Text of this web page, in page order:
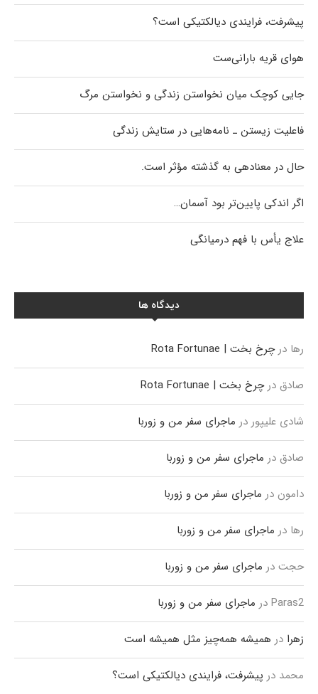
پیشرفت، فرایندی دیالکتیکی است؟
هوای قریه بارانی‌ست
جایی کوچک میان نخواستن زندگی و نخواستن مرگ
فاعلیت زیستن ـ نامه‌هایی در ستایش زندگی
حال در معنادهی به گذشته مؤثر است.
اگر اندکی پایین‌تر بود آسمان…
علاج یأس با فهم درمیانگی
دیدگاه ها
رها درچرخ بخت | Rota Fortunae
صادق درچرخ بخت | Rota Fortunae
شادی علیپور در ماجرای سفر من و زوربا
صادق در ماجرای سفر من و زوربا
دامون در ماجرای سفر من و زوربا
رها در ماجرای سفر من و زوربا
حجت در ماجرای سفر من و زوربا
Paras2 در ماجرای سفر من و زوربا
زهرا در همیشه همه‌چیز مثل همیشه است
محمد در پیشرفت، فرایندی دیالکتیکی است؟